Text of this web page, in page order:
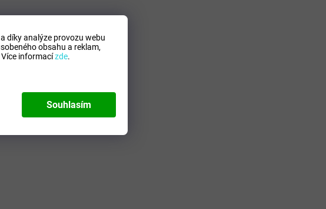
díky analýze provozu webu
obsahu a reklam,
Více informacízde.
Souhlasím